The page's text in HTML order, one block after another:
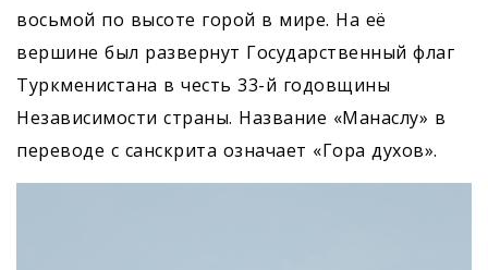
восьмой по высоте горой в мире. На её
вершине был развернут Государственный флаг
Туркменистана в честь 33-й годовщины
Независимости страны. Название «Манаслу» в
переводе с санскрита означает «Гора духов».